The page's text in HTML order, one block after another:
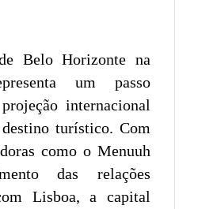
Belo Horizonte na
um passo
internacional
turístico. Com
como o Menuuh
das relações
Lisboa, a capital